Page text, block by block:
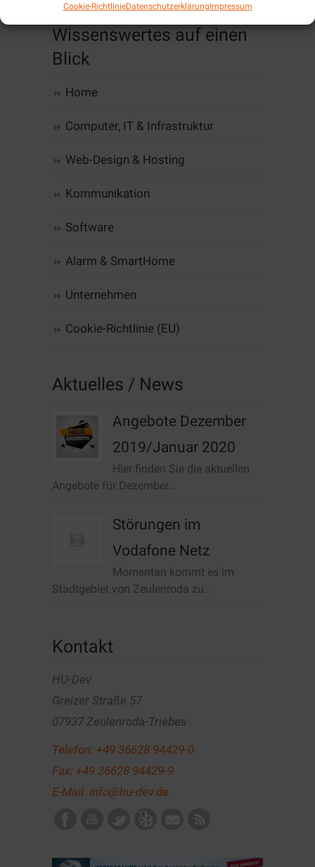
Cookie-RichtlinieDatenschutzerklärungImpressum
Wissenswertes auf einen
Blick
Home
Computer, IT & Infrastruktur
Web-Design & Hosting
Kommunikation
Software
Alarm & SmartHome
Unternehmen
Cookie-Richtlinie (EU)
Aktuelles / News
Angebote Dezember
2019/Januar 2020
Hier finden Sie die aktuellen
Angebote für Dezember...
Störungen im
Vodafone Netz
Momentan kommt es im
Stadtgebiet von Zeulenroda zu...
Kontakt
HU-Dev
Greizer Straße 57
07937 Zeulenroda-Triebes
Telefon: +49 36628 94429-0
Fax: +49 36628 94429-9
E-Mail: info@hu-dev.de